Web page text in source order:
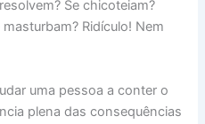
Se chicoteiam?
Ridículo! Nem
uma pessoa a conter o
plena das consequências